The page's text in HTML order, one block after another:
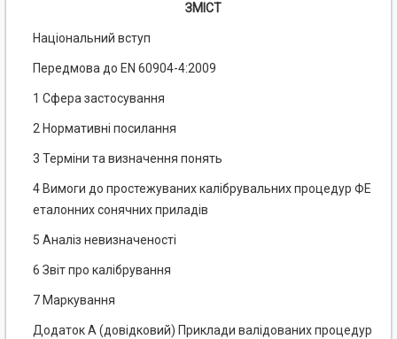
ЗМІСТ
Національний вступ
Передмова до EN 60904-4:2009
1 Сфера застосування
2 Нормативні посилання
3 Терміни та визначення понять
4 Вимоги до простежуваних калібрувальних процедур ФЕ
еталонних сонячних приладів
5 Аналіз невизначеності
6 Звіт про калібрування
7 Маркування
Додаток А (довідковий) Приклади валідованих процедур